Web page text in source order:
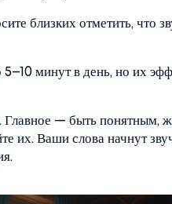
близких отметить, что
минут в день, но их
Главное — быть понятным,
их. Ваши слова начнут